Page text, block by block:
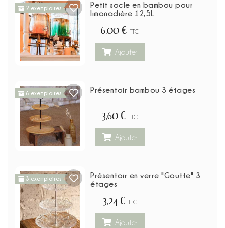
2 exemplaires
Petit socle en bambou pour
limonadière 12,5L
6,00 € TTC
Ajouter
6 exemplaires Présentoir bambou 3 étages
3,60 € TTC
Ajouter
3 exemplaires
Présentoir en verre "Goutte" 3
étages
3,24 € TTC
Ajouter